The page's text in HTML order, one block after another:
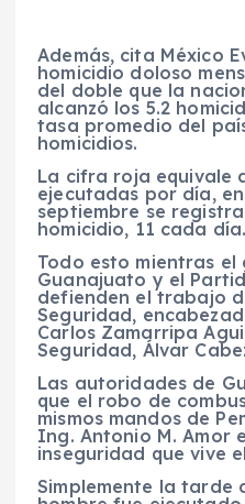
Además, cita México
homicidio doloso
del doble que la
alcanzó los 5.2
tasa promedio del
homicidios.
La cifra roja equivale
ejecutadas por día,
septiembre se
homicidio, 11 cada día.
Todo esto mientras el
Guanajuato y el
defienden el trabajo
Seguridad,
Carlos Zamarripa
Seguridad, Álvar
Las autoridades de
que el robo de
mismos mandos de
Ing. Antonio M. Amor
inseguridad que vive
Simplemente la tarde